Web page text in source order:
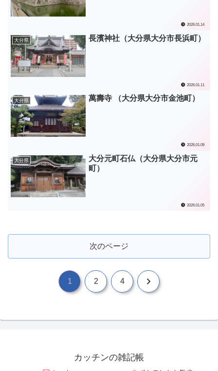
2026.01.14
大分県 長濱神社（大分県大分市長浜町）
2026.01.11
大分県 萬壽寺 （大分県大分市金池町）
2026.01.09
大分県
大分元町石仏（大分県大分市元
町）
2026.01.05
次のページ
1 2 4 次
カッチンの雑記帳